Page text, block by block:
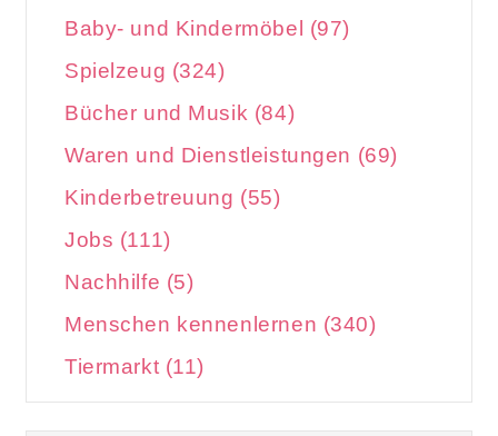
Baby- und Kindermöbel (97)
Spielzeug (324)
Bücher und Musik (84)
Waren und Dienstleistungen (69)
Kinderbetreuung (55)
Jobs (111)
Nachhilfe (5)
Menschen kennenlernen (340)
Tiermarkt (11)